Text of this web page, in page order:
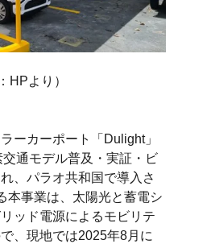
HPより）
ーカーポート「Dulight」
通モデル普及・実証・ビ
、パラオ共和国で導入さ
本事業は、太陽光と蓄電シ
ッド電源によるモビリテ
、現地では2025年8月に